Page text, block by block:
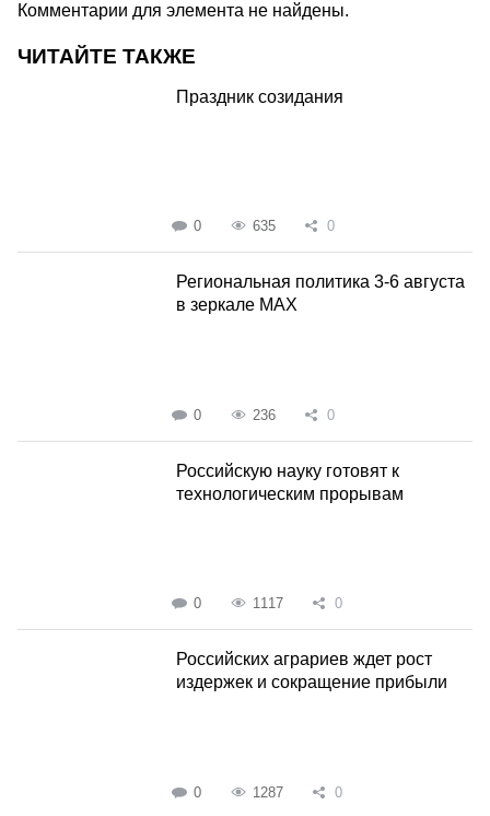
Комментарии для элемента не найдены.
ЧИТАЙТЕ ТАКЖЕ
Праздник созидания
0 635 0
Региональная политика 3-6 августа
в зеркале MAX
0 236 0
Российскую науку готовят к
технологическим прорывам
0 1117 0
Российских аграриев ждет рост
издержек и сокращение прибыли
0 1287 0